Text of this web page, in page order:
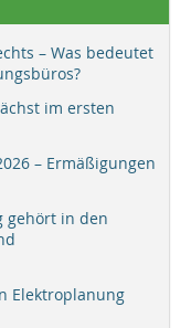
– Was bedeutet
im ersten
– Ermäßigungen
gehört in den
Elektroplanung